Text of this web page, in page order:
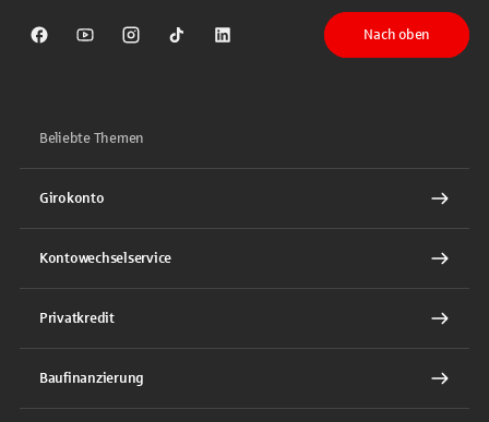
Sparkasse auf Facebook
Sparkasse auf Youtube
Sparkasse auf Instagram
Sparkasse auf TikTok
Sparkasse auf LinkedIn
Nach oben
Beliebte Themen
Girokonto
Kontowechselservice
Privatkredit
Baufinanzierung